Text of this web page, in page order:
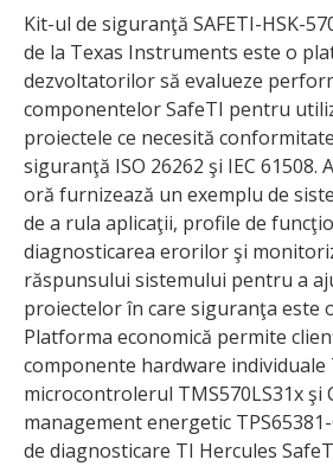
Kit-ul de siguranţă SAFETI-HSK-
de la Texas Instruments este o
dezvoltatorilor să evalueze
componentelor SafeTI pentru
proiectele ce necesită
siguranţă ISO 26262 şi IEC 61508.
oră furnizează un exemplu de
de a rula aplicaţii, profile de
diagnosticarea erorilor şi
răspunsului sistemului pentru a
proiectelor în care siguranţa este
Platforma economică permite
componente hardware individuale
microcontrolerul TMS570LS31x şi
management energetic
de diagnosticare TI Hercules